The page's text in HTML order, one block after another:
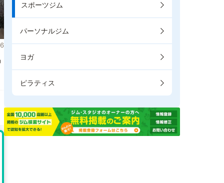
スポーツジム
パーソナルジム
ヨガ
ピラティス